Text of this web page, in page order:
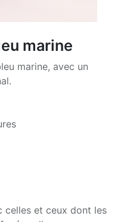
marine
marine, avec un
celles et ceux dont les